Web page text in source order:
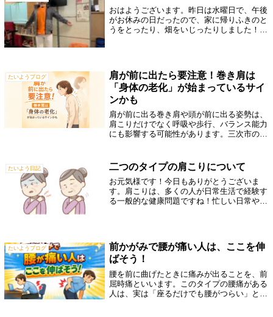
おはようございます。昨日は水曜日で、午後
がお休みの日だったので、家に帰りふきのと
うをとったり、畑をいじったりしました！や
に...
たいようブログ
肩が前に出たら要注意！巻き肩は
「身体の老化」が始まっているサイ
ンかも
肩が前に出る巻き肩や頭が前に出る姿勢は、
肩こりだけでなく呼吸や歩行、バランス能力
にも影響する可能性があります。三次市の整
たいよう日記 二つのタイプの肩こりについて
お元気様です！今日もありがとうございま
す。肩こりは、多くの人が日常生活で経験す
る一般的な健康問題ですね！忙しい日常やス
こ...
たいようブログ
前かがみで腰が痛い人は、ここを伸
ばそう！
腰を前に曲げたときに痛みが出ることを、前
屈時痛といいます。このタイプの腰痛がある
人は、実は「座るだけでも腰がつらい」と感